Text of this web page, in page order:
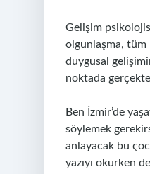
Gelişim
olgunlaşma,
duygusal
noktada
Ben İzmir’de
söylemek
anlayacak bu
yazıyı okurken